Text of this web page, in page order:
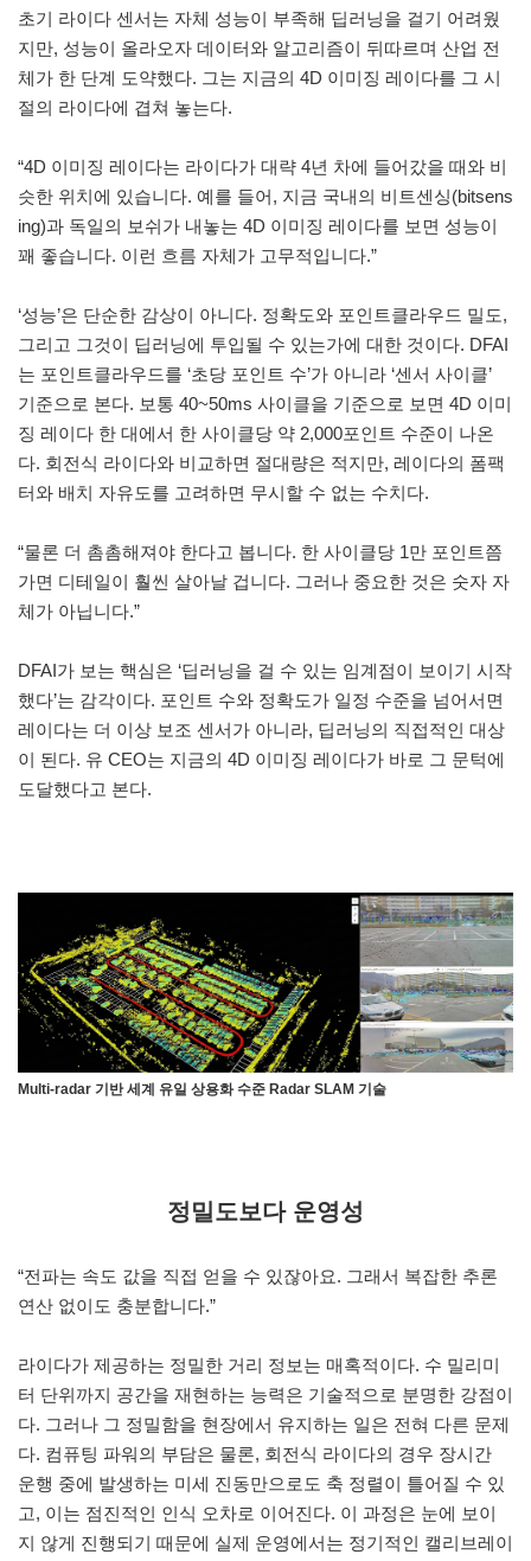
초기 라이다 센서는 자체 성능이 부족해 딥러닝을 걸기 어려웠
지만, 성능이 올라오자 데이터와 알고리즘이 뒤따르며 산업 전
체가 한 단계 도약했다. 그는 지금의 4D 이미징 레이다를 그 시
절의 라이다에 겹쳐 놓는다.
“4D 이미징 레이다는 라이다가 대략 4년 차에 들어갔을 때와 비
슷한 위치에 있습니다. 예를 들어, 지금 국내의 비트센싱(bitsens
ing)과 독일의 보쉬가 내놓는 4D 이미징 레이다를 보면 성능이
꽤 좋습니다. 이런 흐름 자체가 고무적입니다.”
‘성능’은 단순한 감상이 아니다. 정확도와 포인트클라우드 밀도,
그리고 그것이 딥러닝에 투입될 수 있는가에 대한 것이다. DFAI
는 포인트클라우드를 ‘초당 포인트 수’가 아니라 ‘센서 사이클’
기준으로 본다. 보통 40~50ms 사이클을 기준으로 보면 4D 이미
징 레이다 한 대에서 한 사이클당 약 2,000포인트 수준이 나온
다. 회전식 라이다와 비교하면 절대량은 적지만, 레이다의 폼팩
터와 배치 자유도를 고려하면 무시할 수 없는 수치다.
“물론 더 촘촘해져야 한다고 봅니다. 한 사이클당 1만 포인트쯤
가면 디테일이 훨씬 살아날 겁니다. 그러나 중요한 것은 숫자 자
체가 아닙니다.”
DFAI가 보는 핵심은 ‘딥러닝을 걸 수 있는 임계점이 보이기 시작
했다’는 감각이다. 포인트 수와 정확도가 일정 수준을 넘어서면
레이다는 더 이상 보조 센서가 아니라, 딥러닝의 직접적인 대상
이 된다. 유 CEO는 지금의 4D 이미징 레이다가 바로 그 문턱에
도달했다고 본다.
Multi-radar 기반 세계 유일 상용화 수준 Radar SLAM 기술
정밀도보다 운영성
“전파는 속도 값을 직접 얻을 수 있잖아요. 그래서 복잡한 추론
연산 없이도 충분합니다.”
라이다가 제공하는 정밀한 거리 정보는 매혹적이다. 수 밀리미
터 단위까지 공간을 재현하는 능력은 기술적으로 분명한 강점이
다. 그러나 그 정밀함을 현장에서 유지하는 일은 전혀 다른 문제
다. 컴퓨팅 파워의 부담은 물론, 회전식 라이다의 경우 장시간
운행 중에 발생하는 미세 진동만으로도 축 정렬이 틀어질 수 있
고, 이는 점진적인 인식 오차로 이어진다. 이 과정은 눈에 보이
지 않게 진행되기 때문에 실제 운영에서는 정기적인 캘리브레이